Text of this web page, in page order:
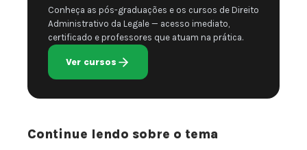
Conheça as pós-graduações e os cursos de Direito
Administrativo da Legale — acesso imediato,
certificado e professores que atuam na prática.
Ver cursos
Continue lendo sobre o tema